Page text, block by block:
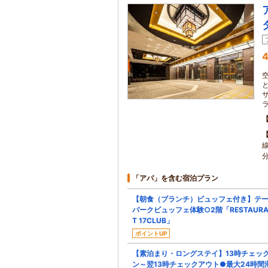
「アパ」を含む宿泊プラン
【朝食（ブランチ）ビュッフェ付き】テ
パークビュッフェ体験○2階「
T 17CLUB」
ポイントUP
【素泊まり・ロングステイ】13時チェッ
ン～翌13時チェックアウト●最大24時間